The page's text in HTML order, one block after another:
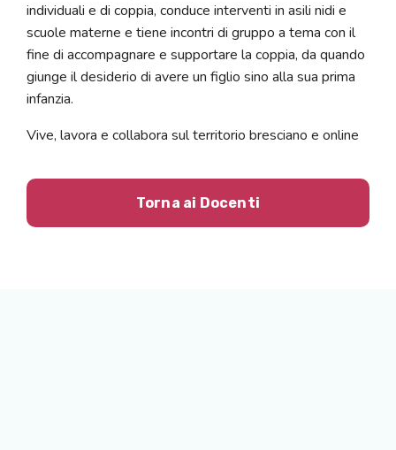
individuali e di coppia, conduce interventi in asili nidi e
scuole materne e tiene incontri di gruppo a tema con il
fine di accompagnare e supportare la coppia, da quando
giunge il desiderio di avere un figlio sino alla sua prima
infanzia.
Vive, lavora e collabora sul territorio bresciano e online
Torna ai Docenti